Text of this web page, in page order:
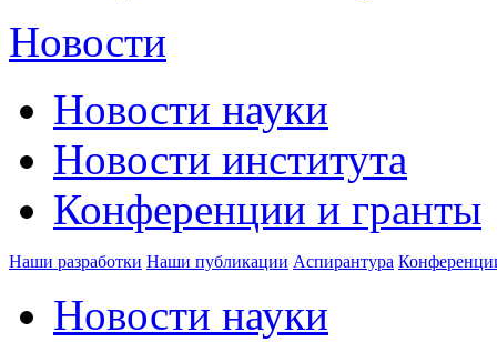
Новости
Новости науки
Новости института
Конференции и гранты
Наши разработки Наши публикации Аспирантура
Новости науки